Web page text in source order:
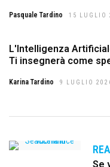
Pasquale Tardino 15 LUGLIO
L'Intelligenza
Ti insegnerà come
Karina Tardino 9 LUGLIO
Se